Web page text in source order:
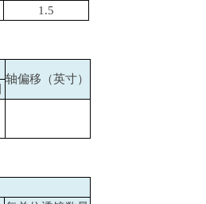
1.5
轴偏移（英寸）